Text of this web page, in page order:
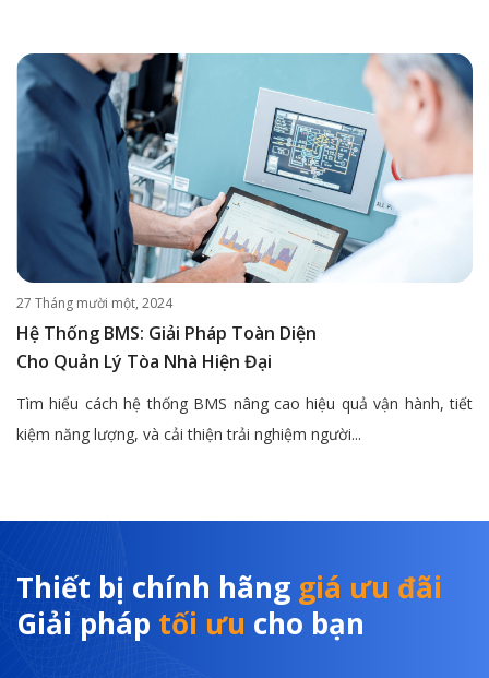
27 Tháng mười một, 2024
Hệ Thống BMS: Giải Pháp Toàn Diện
Cho Quản Lý Tòa Nhà Hiện Đại
Tìm hiểu cách hệ thống BMS nâng cao hiệu quả vận hành, tiết
kiệm năng lượng, và cải thiện trải nghiệm người...
Thiết bị chính hãng giá ưu đãi
Giải pháp tối ưu cho bạn